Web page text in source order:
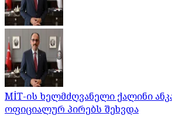
MİT-ის ხელმძღვანელი ქალინი
ოფიციალურ პირებს შეხვდა